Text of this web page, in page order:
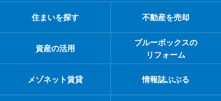
住まいを探す 不動産を売却
資産の活用
ブルーボックスの
リフォーム
メゾネット賃貸 情報誌ぶぶる